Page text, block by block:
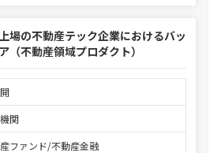
場の不動産テック企業におけるバッ
（不動産領域プロダクト）
関
ファンド/不動産金融